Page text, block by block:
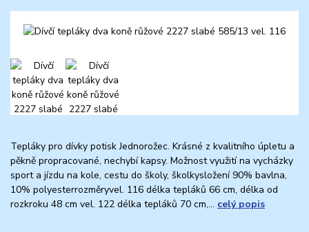
Tepláky pro dívky potisk Jednorožec. Krásné z kvalitního úpletu a
pěkně propracované, nechybí kapsy. Možnost využití na vycházky
sport a jízdu na kole, cestu do školy, školkysložení 90% bavlna,
10% polyesterrozměryvel. 116 délka tepláků 66 cm, délka od
rozkroku 48 cm vel. 122 délka tepláků 70 cm,... celý popis